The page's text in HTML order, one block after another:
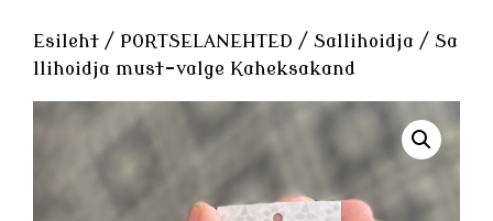
Esileht / PORTSELANEHTED / Sallihoidja / Sa
llihoidja must-valge Kaheksakand